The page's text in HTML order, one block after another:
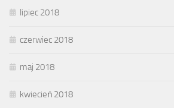
lipiec 2018
czerwiec 2018
maj 2018
kwiecień 2018